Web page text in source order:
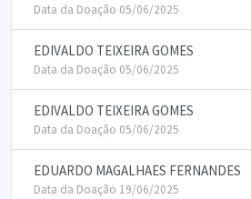
Data da Doação 05/06/2025
EDIVALDO TEIXEIRA GOMES
Data da Doação 05/06/2025
EDIVALDO TEIXEIRA GOMES
Data da Doação 05/06/2025
EDUARDO MAGALHAES FERNANDES
Data da Doação 19/06/2025